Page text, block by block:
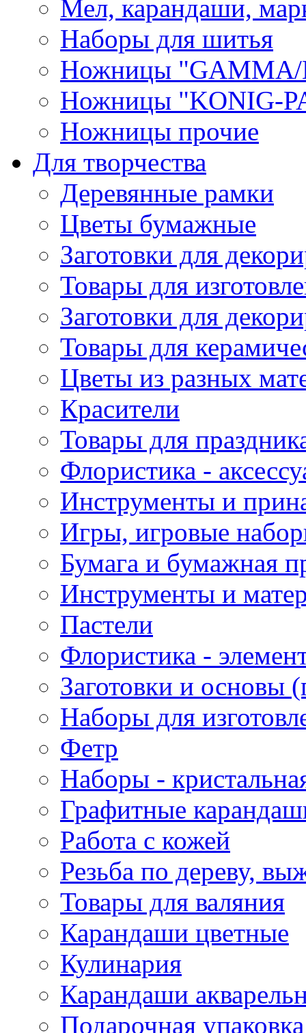
Мел, карандаши,
Наборы для шитья
Ножницы "GAMMA/
Ножницы "KONIG-
Ножницы прочие
Для творчества
Деревянные рамки
Цветы бумажные
Заготовки для
Товары для
Заготовки для
Товары для
Цветы из разных
Красители
Товары для
Флористика -
Инструменты и
Игры, игровые
Бумага и бумажная
Инструменты и
Пастели
Флористика -
Заготовки и основы
Наборы для
Фетр
Наборы -
Графитные
Работа с кожей
Резьба по дереву,
Товары для валяния
Карандаши цветные
Кулинария
Карандаши
Подарочная упаковка